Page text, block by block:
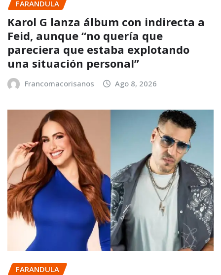
FARANDULA
Karol G lanza álbum con indirecta a
Feid, aunque “no quería que
pareciera que estaba explotando
una situación personal”
Francomacorisanos Ago 8, 2026
FARANDULA